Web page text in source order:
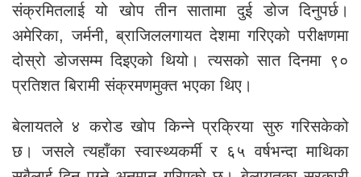
संक्रमितलाई यो खोप तीन सातामा दुई डोज दिनुपर्छ।
अमेरिका, जर्मनी, ब्राजिललगायत देशमा गरिएको परीक्षणमा
दोस्रो डोजसम्म दिइएको थियो। त्यसको सात दिनमा ९०
प्रतिशत बिरामी संक्रमणमुक्त भएका थिए।
बेलायतले ४ करोड खोप किन्ने प्रक्रिया सुरु गरिसकेको
छ। जसले त्यहाँका स्वास्थ्यकर्मी र ६५ वर्षभन्दा माथिका